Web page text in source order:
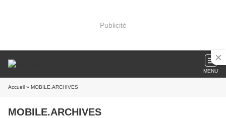
Publicité
MENU
Accueil » MOBILE.ARCHIVES
MOBILE.ARCHIVES